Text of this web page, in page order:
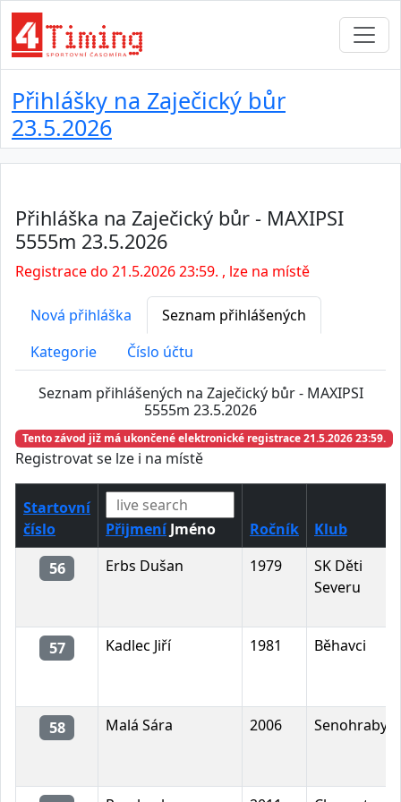
Přihlášky na Zaječický bůr
23.5.2026
Přihláška na Zaječický bůr - MAXIPSI
5555m 23.5.2026
Registrace do 21.5.2026 23:59. , lze na místě
Nová přihláška
Seznam přihlášených
Kategorie
Číslo účtu
Seznam přihlášených na Zaječický bůr - MAXIPSI
5555m 23.5.2026
Tento závod již má ukončené elektronické registrace 21.5.2026 23:59.
Registrovat se lze i na místě
Startovní
číslo
PřijmeníJméno Ročník
Klub
56
Erbs Dušan 1979
SK Děti
Severu
57 Kadlec Jiří 1981 Běhavci
58 Malá Sára 2006 Senohraby